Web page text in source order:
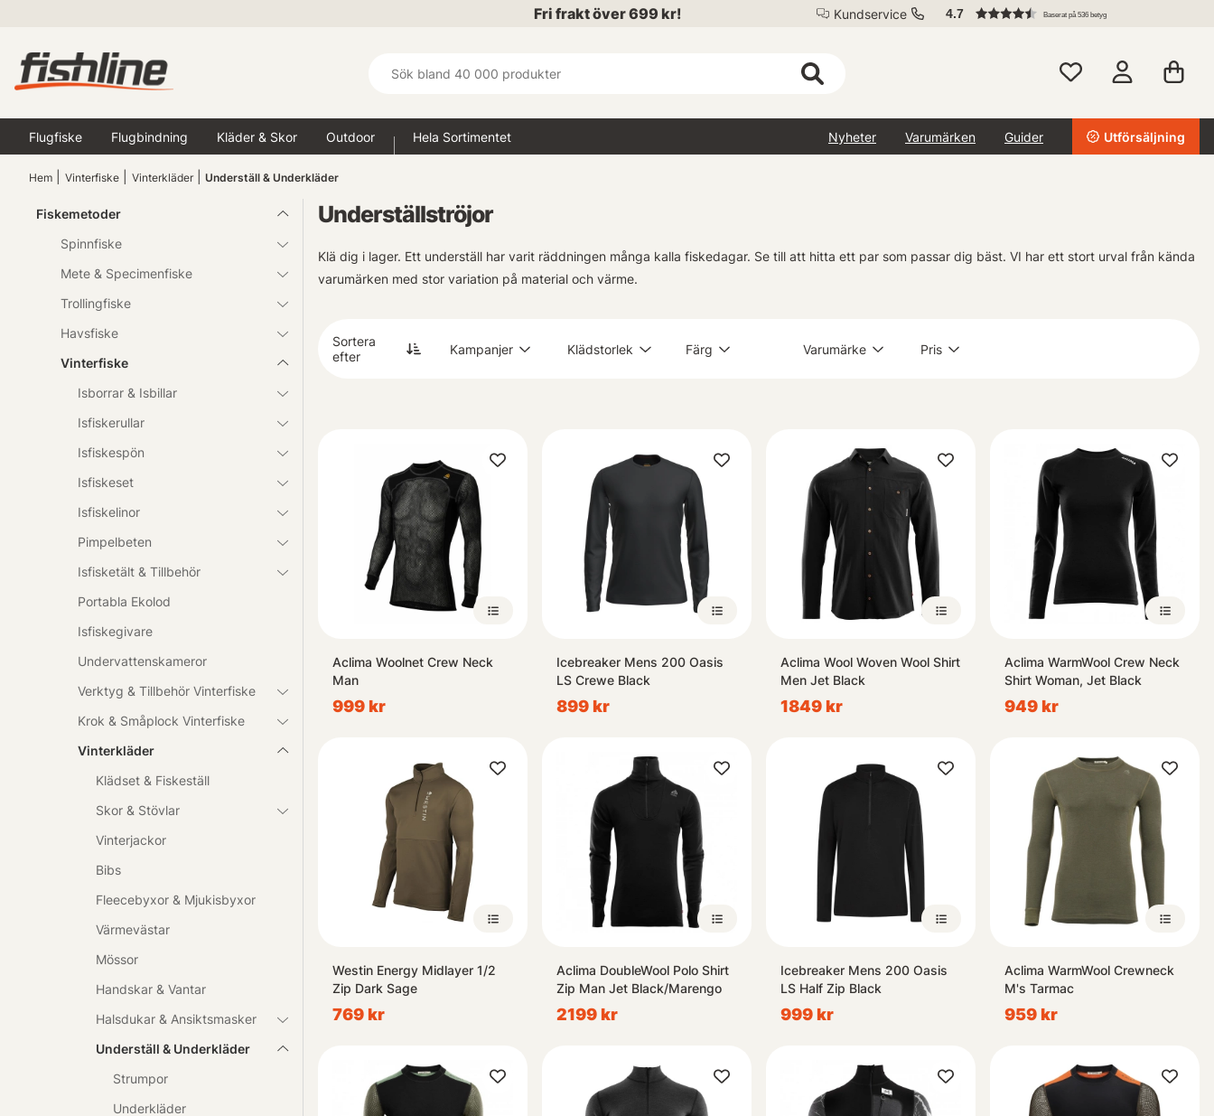
Fri frakt över 699 kr! Kundservice 4.7 Baserat på 536 betyg
Flugfiske Flugbindning Kläder & Skor Outdoor Hela Sortimentet Nyheter Varumärken Guider Utförsäljning
Hem Vinterfiske Vinterkläder Underställ & Underkläder
Fiskemetoder
Spinnfiske
Mete & Specimenfiske
Trollingfiske
Havsfiske
Vinterfiske
Isborrar & Isbillar
Isfiskerullar
Isfiskespön
Isfiskeset
Isfiskelinor
Pimpelbeten
Isfisketält & Tillbehör
Portabla Ekolod
Isfiskegivare
Undervattenskameror
Verktyg & Tillbehör Vinterfiske
Krok & Småplock Vinterfiske
Vinterkläder
Klädset & Fiskeställ
Skor & Stövlar
Vinterjackor
Bibs
Fleecebyxor & Mjukisbyxor
Värmevästar
Mössor
Handskar & Vantar
Halsdukar & Ansiktsmasker
Underställ & Underkläder
Strumpor
Underkläder
Underställströjor
Klä dig i lager. Ett underställ har varit räddningen många kalla fiskedagar. Se till att hitta ett par som passar dig bäst. VI har ett stort urval från kända
varumärken med stor variation på material och värme.
Sortera
efter
Kampanjer Klädstorlek Färg Varumärke Pris
Aclima Woolnet Crew Neck
Man
999 kr
Icebreaker Mens 200 Oasis
LS Crewe Black
899 kr
Aclima Wool Woven Wool Shirt
Men Jet Black
1849 kr
Aclima WarmWool Crew Neck
Shirt Woman, Jet Black
949 kr
Westin Energy Midlayer 1/2
Zip Dark Sage
769 kr
Aclima DoubleWool Polo Shirt
Zip Man Jet Black/Marengo
2199 kr
Icebreaker Mens 200 Oasis
LS Half Zip Black
999 kr
Aclima WarmWool Crewneck
M's Tarmac
959 kr